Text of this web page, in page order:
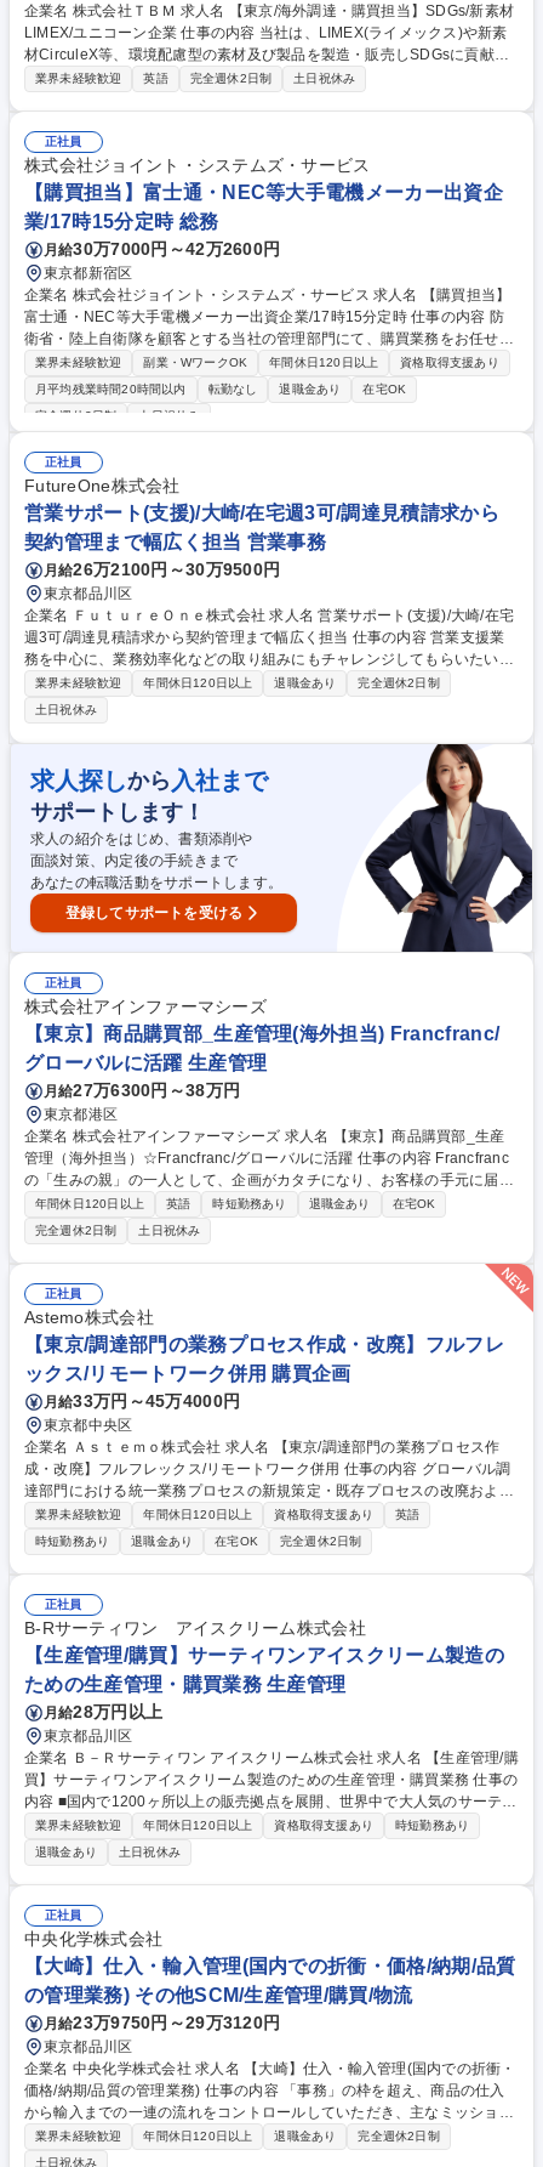
企業名 株式会社ＴＢＭ 求人名 【東京/海外調達・購買担当】SDGs/新素材
LIMEX/ユニコーン企業 仕事の内容 当社は、LIMEX(ライメックス)や新素
材CirculeX等、環境配慮型の素材及び製品を製造・販売しSDGsに貢献す
るユニコーン企業です。そんな当社にて《海外調達・購買担当》を募集い
最適化を担います。 【具体的には】■調達・購買戦略の策定 ■委託先選定
および管理 ■各種契約締結・価格交渉 ■原価見積もり作成・低減活動 ■担
当商品のQCD最適化 ■輸出入含む国内外輸送の手配・最適物流の構築など
募集職種 【東京/海外調達・購買担当】SDGs/新素材LIMEX/ユニコーン企
業
業界未経験歓迎 英語 完全週休2日制 土日祝休み
正社員
株式会社ジョイント・システムズ・サービス
【購買担当】富士通・NEC等大手電機メーカー出資企
業/17時15分定時 総務
月給30万7000円～42万2600円
東京都新宿区
企業名 株式会社ジョイント・システムズ・サービス 求人名 【購買担当】
富士通・NEC等大手電機メーカー出資企業/17時15分定時 仕事の内容 防
衛省・陸上自衛隊を顧客とする当社の管理部門にて、購買業務をお任せい
たします。メイン業務は購買業務となりますが、総務・庶務の業務も一部
お任せいたします。 ■物・購買業務（内容確認、買付、交渉、調整、購入
依頼～支払迄） ■人・購買業務（派遣者・請負者受入にあたっての見積依
他 ┗総務：電話受付、イベント（創立記念行事等）運営 ┗庶務：お弁当
発注、郵便、新聞受取 募集職種 【購買担当】富士通・NEC等大手電機メ
ーカー出資企業/17時15分定時
業界未経験歓迎 副業・WワークOK 年間休日120日以上
資格取得支援あり
月平均残業時間20時間以内
転勤なし 退職金あり
在宅OK
完全週休2日制
土日祝休み
正社員
FutureOne株式会社
営業サポート(支援)/大崎/在宅週3可/調達見積請求から
契約管理まで幅広く担当 営業事務
月給26万2100円～30万9500円
東京都品川区
企業名 ＦｕｔｕｒｅＯｎｅ株式会社 求人名 営業サポート(支援)/大崎/在宅
週3可/調達見積請求から契約管理まで幅広く担当 仕事の内容 営業支援業
務を中心に、業務効率化などの取り組みにもチャレンジしてもらいたいと
考えています。自らアイデアを出し、周りを巻き込みながら、会社をより
良くしていくための推進ができる方を期待します。 ＜営業支援全般＞ ・
顧客取引に関係する書類全般の作成、確認、申請、捺印など ・調達業務に
おける仕入先への発注や納期調整など ・営業からの問い合わせ対応・契約
管理 ＜業務改善・効率化など＞ ・ルールや運用の見直し ・業務削減・効
率化 ・法改正への対応 募集職種 営業サポート(支援)/大崎/在宅週3可/調達
見積請求から契約管理まで幅広く担当
業界未経験歓迎 年間休日120日以上 退職金あり
完全週休2日制
土日祝休み
求人探しから 入社まで
サポートします！
求人の紹介をはじめ、書類添削や
面談対策、内定後の手続きまで
あなたの転職活動をサポートします。
登録してサポートを受ける
正社員
株式会社アインファーマシーズ
【東京】商品購買部_生産管理(海外担当) Francfranc/
グローバルに活躍 生産管理
月給27万6300円～38万円
東京都港区
企業名 株式会社アインファーマシーズ 求人名 【東京】商品購買部_生産
管理（海外担当）☆Francfranc/グローバルに活躍 仕事の内容 Francfranc
の「生みの親」の一人として、企画がカタチになり、お客様の手元に届く
までの全てのプロセスをコントロールしていただきます。 ■海外パートナ
ー（国内外400社以上のサプライヤー様）との関係構築（交渉・契約） ■
商品開発チームが考えたデザインに対し「予算」と「仕様」の管理 ■発注
から店舗に並ぶまでのスケジュール管理、工場の進捗管理 ■品質管理チー
ムとタッグを組み、商品の美しさ、耐久性等の品質チェック ■MD（マー
チャンダイザー）計画チームと連携し、最適な在庫調整 募集職種 【東
京】商品購買部_生産管理（海外担当）☆Francfranc/グローバルに活躍
年間休日120日以上 英語 時短勤務あり 退職金あり
在宅OK
完全週休2日制
土日祝休み
正社員
Astemo株式会社
【東京/調達部門の業務プロセス作成・改廃】フルフレ
ックス/リモートワーク併用 購買企画
月給33万円～45万4000円
東京都中央区
企業名 Ａｓｔｅｍｏ株式会社 求人名 【東京/調達部門の業務プロセス作
成・改廃】フルフレックス/リモートワーク併用 仕事の内容 グローバル調
達部門における統一業務プロセスの新規策定・既存プロセスの改廃および
標準化推進を担当。海外拠点の調達メンバーや関連部門と連携し、全社の
調達業務効率アップを進めて頂きます。 【詳細】■調達業務プロセス部門
におけるマネジメント■海外メンバーを含む社内関連部門と連携したグロ
ーバル調達業務プロセスの新規作成■組織変更や基幹システム刷新等の環
境変化に応じた既存プロセスの改廃■作成・改廃したプロセスの関連部門
向け教育実施 【魅力】世界約130拠点・売上2兆円超のグローバルな規模
感で多様な価値観に触れ、マネジメント力や業務改革推進スキルを磨ける
環境です。 募集職種 【東京/調達部門の業務プロセス作成・改廃】フルフ
レックス/リモートワーク併用
業界未経験歓迎 年間休日120日以上 資格取得支援あり
英語
時短勤務あり
退職金あり 在宅OK 完全週休2日制
正社員
B-Rサーティワン アイスクリーム株式会社
【生産管理/購買】サーティワンアイスクリーム製造の
ための生産管理・購買業務 生産管理
月給28万円以上
東京都品川区
企業名 Ｂ－Ｒサーティワン アイスクリーム株式会社 求人名 【生産管理/購
買】サーティワンアイスクリーム製造のための生産管理・購買業務 仕事の
内容 ■国内で1200ヶ所以上の販売拠点を展開、世界中で大人気のサーティ
ワンアイスクリームを作るための原材料（乳・糖・添加物など）や 店舗で
使用する包材や食材の管理部署で業務に携わっていただきます。 ■ 主な業
務は以下の通りです。 ・販売計画に基づく生産計画立案・在庫管理 ・自
社工場（富士小山・神戸三木）や協力工場間の調整 ・原料・資材の購買調
達、納期管理（輸入含む） ・購買コスト管理 ・サプライヤー管理 募集職
種 【生産管理/購買】サーティワンアイスクリーム製造のための生産管
理・購買業務
業界未経験歓迎 年間休日120日以上 資格取得支援あり
時短勤務あり
退職金あり
土日祝休み
正社員
中央化学株式会社
【大崎】仕入・輸入管理(国内での折衝・価格/納期/品質
の管理業務) その他SCM/生産管理/購買/物流
月給23万9750円～29万3120円
東京都品川区
企業名 中央化学株式会社 求人名 【大崎】仕入・輸入管理(国内での折衝・
価格/納期/品質の管理業務) 仕事の内容 「事務」の枠を超え、商品の仕入
から輸入までの一連の流れをコントロールしていただき、主なミッション
は、国内営業と中国の仕入先(工場)や国内の通関業者との間に立ち、納
期・コスト・品質の最適化を図ること。 輸入の仕組みから品質管理まで、
業界未経験歓迎 年間休日120日以上 退職金あり
完全週休2日制
土日祝休み